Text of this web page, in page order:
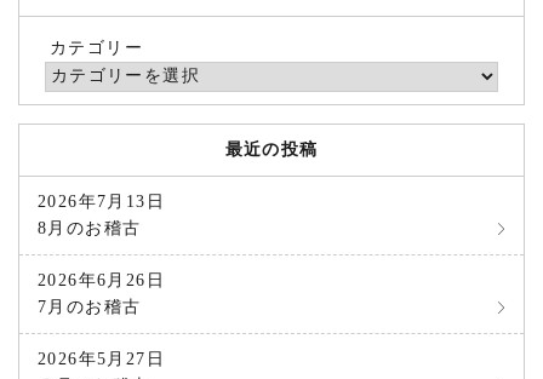
カテゴリー
最近の投稿
2026年7月13日
8月のお稽古
2026年6月26日
7月のお稽古
2026年5月27日